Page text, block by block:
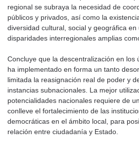
regional se subraya la necesidad de
públicos y privados, así como la
diversidad cultural, social y geográfica en
disparidades interregionales amplias
Concluye que la descentralización en los
ha implementado en forma un tanto
limitada la reasignación real de poder y
instancias subnacionales. La mejor
potencialidades nacionales requiere de
conlleve el fortalecimiento de las
democráticas en el ámbito local, para
relación entre ciudadanía y Estado.